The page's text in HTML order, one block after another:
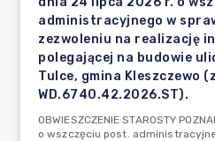
administracyjnego w
zezwoleniu na realizację
polegającej na budowie
Tulce, gmina Kleszczewo
WD.6740.42.2026.ST).
OBWIESZCZENIE STAROSTY
o wszczęciu post.